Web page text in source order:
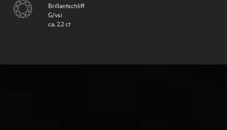
Brillantschliff
G/vsi
ca. 2.2ct